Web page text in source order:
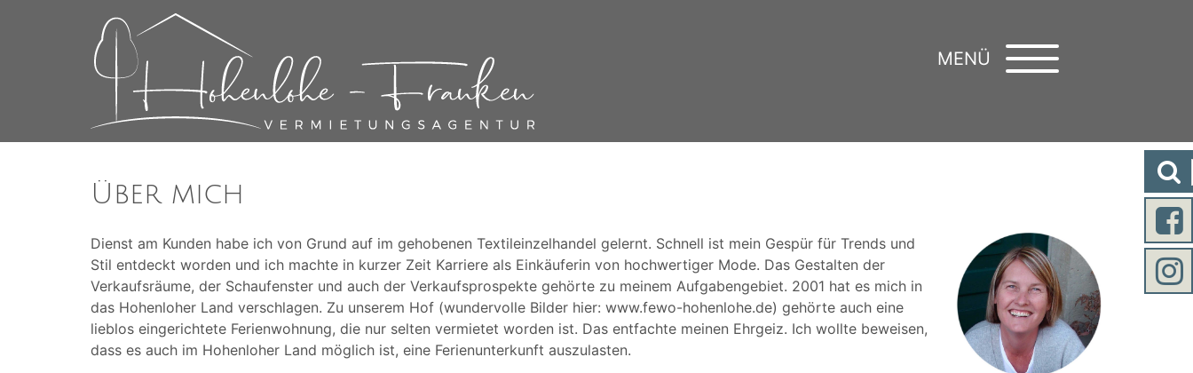
MENÜ
Über mich
Dienst am Kunden habe ich von Grund auf im gehobenen Textileinzelhandel gelernt. Schnell ist mein Gespür für Trends und
Stil entdeckt worden und ich machte in kurzer Zeit Karriere als Einkäuferin von hochwertiger Mode. Das Gestalten der
Verkaufsräume, der Schaufenster und auch der Verkaufsprospekte gehörte zu meinem Aufgabengebiet. 2001 hat es mich in
das Hohenloher Land verschlagen. Zu unserem Hof (wundervolle Bilder hier: www.fewo-hohenlohe.de) gehörte auch eine
lieblos eingerichtete Ferienwohnung, die nur selten vermietet worden ist. Das entfachte meinen Ehrgeiz. Ich wollte beweisen,
dass es auch im Hohenloher Land möglich ist, eine Ferienunterkunft auszulasten.